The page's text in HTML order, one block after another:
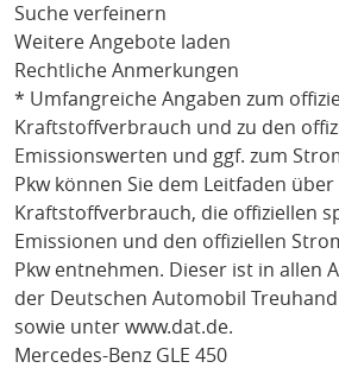
Suche verfeinern
Weitere Angebote laden
Rechtliche Anmerkungen
* Umfangreiche Angaben zum
Kraftstoffverbrauch und zu den
Emissionswerten und ggf. zum
Pkw können Sie dem Leitfaden
Kraftstoffverbrauch, die offiziellen
Emissionen und den offiziellen
Pkw entnehmen. Dieser ist in allen
der Deutschen Automobil
sowie unter www.dat.de.
Mercedes-Benz GLE 450